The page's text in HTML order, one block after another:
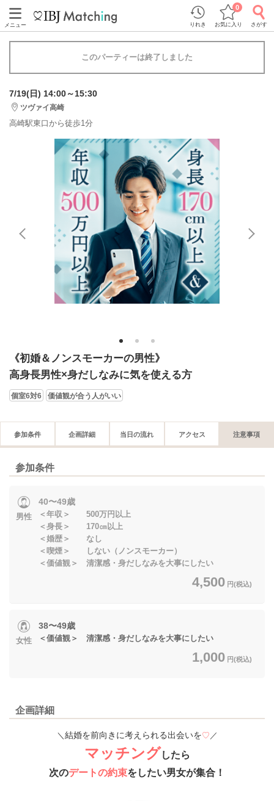
メニュー りれき お気に入り
0
さがす
このパーティーは終了しました
7/19(日) 14:00～15:30
ツヴァイ高崎
高崎駅東口から徒歩1分
1 2 3
《初婚＆ノンスモーカーの男性》
高身長男性×身だしなみに気を使える方
個室6対6 価値観が合う人がいい
参加条件 企画詳細 当日の流れ アクセス 注意事項
参加条件
男性
40〜49歳
＜年収＞ 500万円以上
＜身長＞ 170㎝以上
＜婚歴＞ なし
＜喫煙＞ しない（ノンスモーカー）
＜価値観＞ 清潔感・身だしなみを大事にしたい
4,500 円(税込)
女性
38〜49歳
＜価値観＞ 清潔感・身だしなみを大事にしたい
1,000 円(税込)
企画詳細
＼ 結婚を前向きに考えられる出会いを♡ ／
マッチング したら
次のデートの約束をしたい男女が集合！